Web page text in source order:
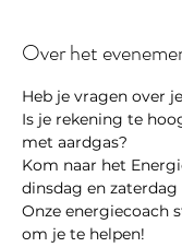
Over het
Heb je vragen over
Is je rekening te
met aardgas?
Kom naar het
dinsdag en
Onze energiecoach
om je te helpen!